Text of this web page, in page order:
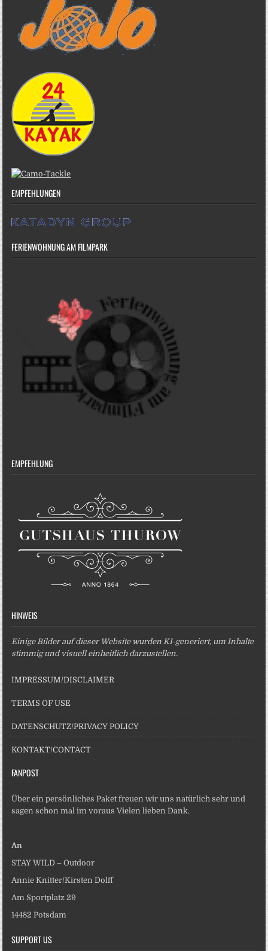
EMPFEHLUNGEN
FERIENWOHNUNG AM FILMPARK
EMPFEHLUNG
HINWEIS
Einige Bilder auf dieser Website wurden KI-generiert, um Inhalte
stimmig und visuell einheitlich darzustellen.
IMPRESSUM/DISCLAIMER
TERMS OF USE
DATENSCHUTZ/PRIVACY POLICY
KONTAKT/CONTACT
FANPOST
Über ein persönliches Paket freuen wir uns natürlich sehr und
sagen schon mal im voraus Vielen lieben Dank.
An
STAY WILD – Outdoor
Annie Knitter/Kirsten Dolff
Am Sportplatz 29
14482 Potsdam
SUPPORT US